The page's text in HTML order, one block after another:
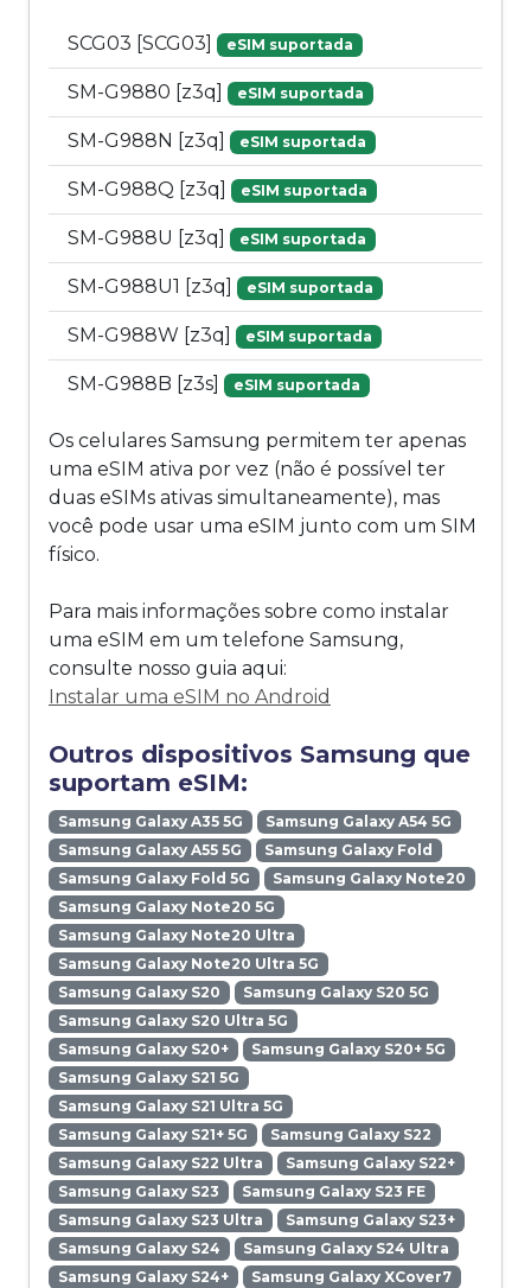
SCG03 [SCG03] eSIM suportada
SM-G9880 [z3q] eSIM suportada
SM-G988N [z3q] eSIM suportada
SM-G988Q [z3q] eSIM suportada
SM-G988U [z3q] eSIM suportada
SM-G988U1 [z3q] eSIM suportada
SM-G988W [z3q] eSIM suportada
SM-G988B [z3s] eSIM suportada
Os celulares Samsung permitem ter apenas
uma eSIM ativa por vez (não é possível ter
duas eSIMs ativas simultaneamente), mas
você pode usar uma eSIM junto com um SIM
físico.
Para mais informações sobre como instalar
uma eSIM em um telefone Samsung,
consulte nosso guia aqui:
Instalar uma eSIM no Android
Outros dispositivos Samsung que
suportam eSIM:
Samsung Galaxy A35 5G
Samsung Galaxy A54 5G
Samsung Galaxy A55 5G
Samsung Galaxy Fold
Samsung Galaxy Fold 5G
Samsung Galaxy Note20
Samsung Galaxy Note20 5G
Samsung Galaxy Note20 Ultra
Samsung Galaxy Note20 Ultra 5G
Samsung Galaxy S20
Samsung Galaxy S20 5G
Samsung Galaxy S20 Ultra 5G
Samsung Galaxy S20+
Samsung Galaxy S20+ 5G
Samsung Galaxy S21 5G
Samsung Galaxy S21 Ultra 5G
Samsung Galaxy S21+ 5G
Samsung Galaxy S22
Samsung Galaxy S22 Ultra
Samsung Galaxy S22+
Samsung Galaxy S23
Samsung Galaxy S23 FE
Samsung Galaxy S23 Ultra
Samsung Galaxy S23+
Samsung Galaxy S24
Samsung Galaxy S24 Ultra
Samsung Galaxy S24+
Samsung Galaxy XCover7